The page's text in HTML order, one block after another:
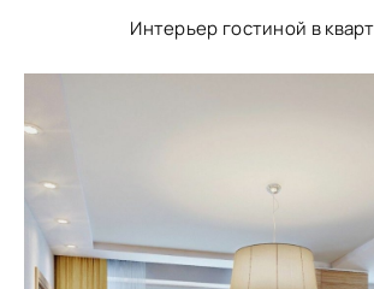
Интерьер гостиной в